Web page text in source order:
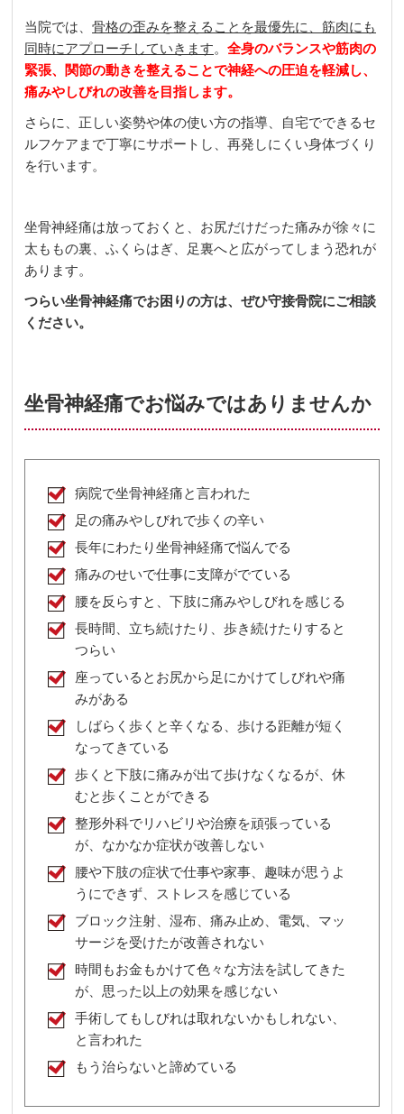
当院では、骨格の歪みを整えることを最優先に、筋肉にも
同時にアプローチしていきます。全身のバランスや筋肉の
緊張、関節の動きを整えることで神経への圧迫を軽減し、
痛みやしびれの改善を目指します。
さらに、正しい姿勢や体の使い方の指導、自宅でできるセ
ルフケアまで丁寧にサポートし、再発しにくい身体づくり
を行います。
坐骨神経痛は放っておくと、お尻だけだった痛みが徐々に
太ももの裏、ふくらはぎ、足裏へと広がってしまう恐れが
あります。
つらい坐骨神経痛でお困りの方は、ぜひ守接骨院にご相談
ください。
坐骨神経痛でお悩みではありませんか
病院で坐骨神経痛と言われた
足の痛みやしびれで歩くの辛い
長年にわたり坐骨神経痛で悩んでる
痛みのせいで仕事に支障がでている
腰を反らすと、下肢に痛みやしびれを感じる
長時間、立ち続けたり、歩き続けたりすると
つらい
座っているとお尻から足にかけてしびれや痛
みがある
しばらく歩くと辛くなる、歩ける距離が短く
なってきている
歩くと下肢に痛みが出て歩けなくなるが、休
むと歩くことができる
整形外科でリハビリや治療を頑張っている
が、なかなか症状が改善しない
腰や下肢の症状で仕事や家事、趣味が思うよ
うにできず、ストレスを感じている
ブロック注射、湿布、痛み止め、電気、マッ
サージを受けたが改善されない
時間もお金もかけて色々な方法を試してきた
が、思った以上の効果を感じない
手術してもしびれは取れないかもしれない、
と言われた
もう治らないと諦めている